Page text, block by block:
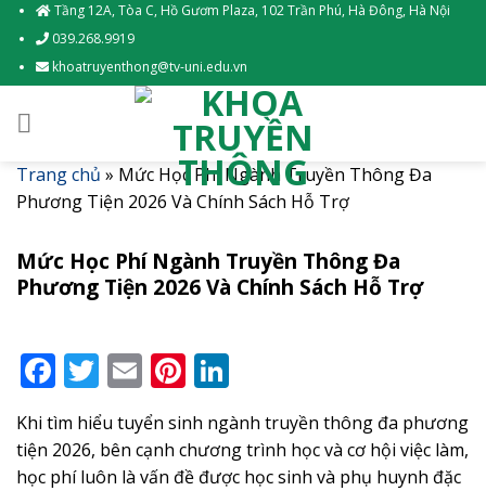
Skip
content
Tầng 12A, Tòa C, Hồ Gươm Plaza, 102 Trần Phú, Hà Đông, Hà Nội
039.268.9919
khoatruyenthong@tv-uni.edu.vn
Trang chủ » Mức Học Phí Ngành Truyền Thông Đa
Phương Tiện 2026 Và Chính Sách Hỗ Trợ
Mức Học Phí Ngành Truyền Thông Đa
Phương Tiện 2026 Và Chính Sách Hỗ Trợ
Facebook
Twitter
EmailPinterest
Khi tìm hiểu tuyển sinh ngành truyền thông đa phương
tiện 2026, bên cạnh chương trình học và cơ hội việc làm,
học phí luôn là vấn đề được học sinh và phụ huynh đặc